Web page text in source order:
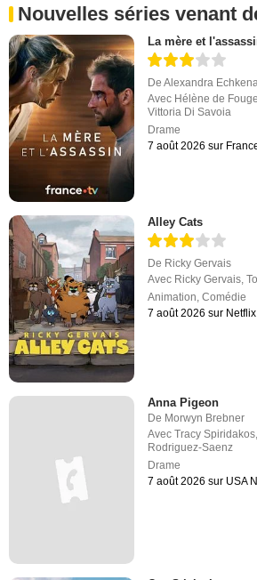
Nouvelles séries venant
La mère et
DeAlexandra
Avec Hélène de
Vittoria Di Savoia
Drame
7 août 2026 sur
Alley Cats
De Ricky Gervais
Avec Ricky Gervais,
Animation,Comédie
7 août 2026 sur Netflix
Anna Pigeon
De Morwyn Brebner
AvecTracy Spiridakos,
Rodriguez-Saenz
Drame
7 août 2026 sur USA